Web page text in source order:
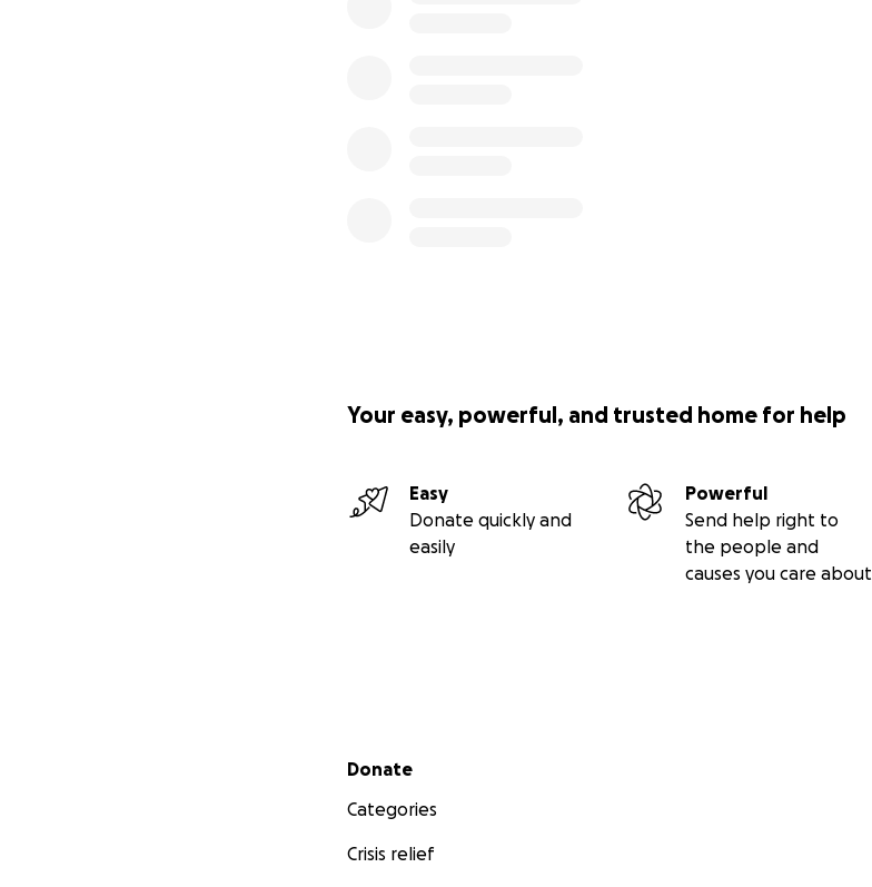
Your easy, powerful, and trusted home for help
Easy
Donate quickly and
easily
Powerful
Send help right to
the people and
causes you care about
Secondary menu
Donate
Categories
Crisis relief